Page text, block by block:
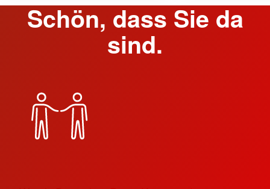
Schön, dass Sie da
sind.